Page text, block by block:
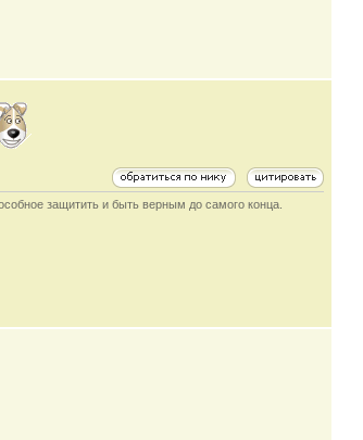
защитить и быть верным до самого конца.